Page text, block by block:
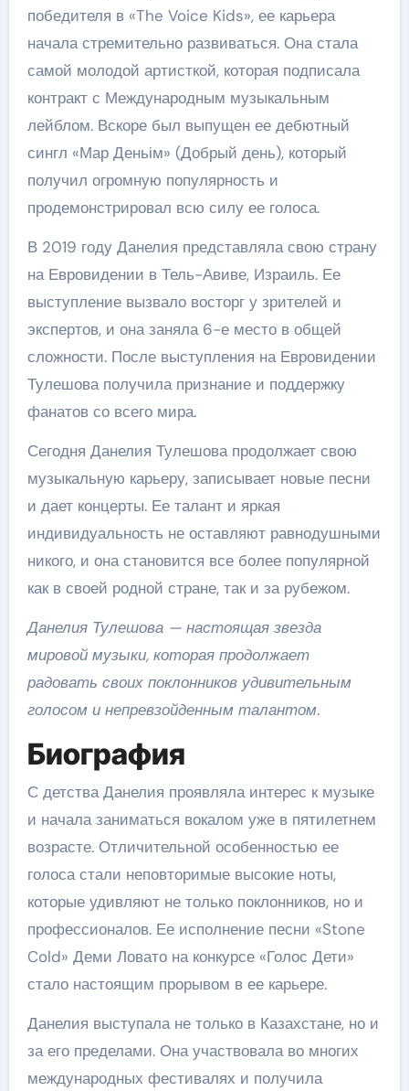
победителя в «The Voice Kids», ее карьера
начала стремительно развиваться. Она стала
самой молодой артисткой, которая подписала
контракт с Международным музыкальным
лейблом. Вскоре был выпущен ее дебютный
сингл «Мар Деньім» (Добрый день), который
получил огромную популярность и
продемонстрировал всю силу ее голоса.
В 2019 году Данелия представляла свою страну
на Евровидении в Тель-Авиве, Израиль. Ее
выступление вызвало восторг у зрителей и
экспертов, и она заняла 6-е место в общей
сложности. После выступления на Евровидении
Тулешова получила признание и поддержку
фанатов со всего мира.
Сегодня Данелия Тулешова продолжает свою
музыкальную карьеру, записывает новые песни
и дает концерты. Ее талант и яркая
индивидуальность не оставляют равнодушными
никого, и она становится все более популярной
как в своей родной стране, так и за рубежом.
Данелия Тулешова — настоящая звезда
мировой музыки, которая продолжает
радовать своих поклонников удивительным
голосом и непревзойденным талантом.
Биография
С детства Данелия проявляла интерес к музыке
и начала заниматься вокалом уже в пятилетнем
возрасте. Отличительной особенностью ее
голоса стали неповторимые высокие ноты,
которые удивляют не только поклонников, но и
профессионалов. Ее исполнение песни «Stone
Cold» Деми Ловато на конкурсе «Голос Дети»
стало настоящим прорывом в ее карьере.
Данелия выступала не только в Казахстане, но и
за его пределами. Она участвовала во многих
международных фестивалях и получила